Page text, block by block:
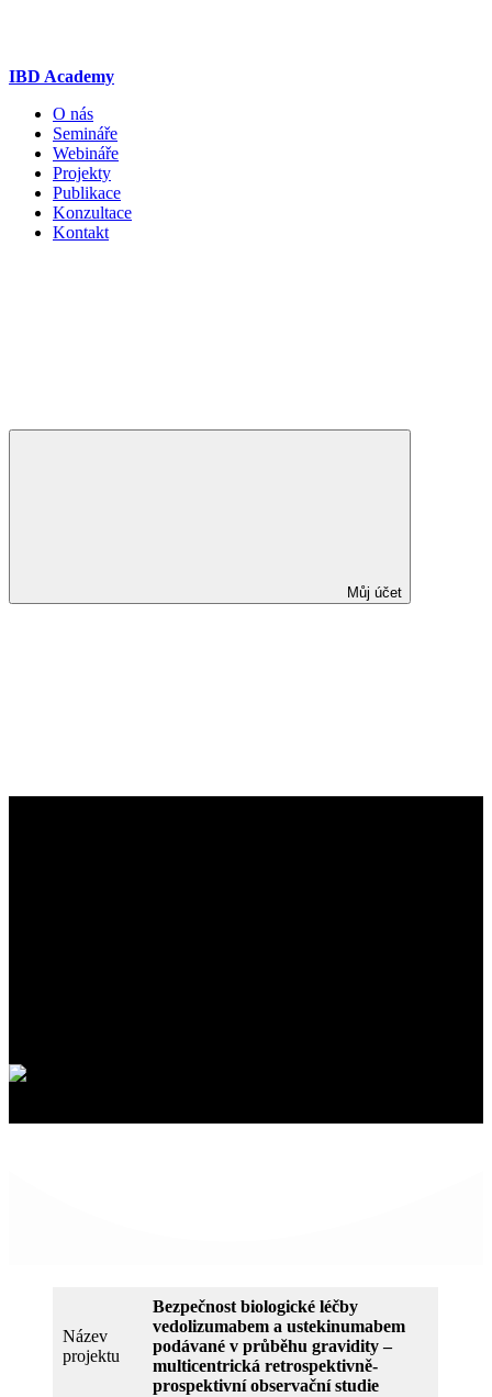
IBD Academy
O nás
Semináře
Webináře
Projekty
Publikace
Konzultace
Kontakt
Můj účet
Název
projektu
Bezpečnost biologické léčby
vedolizumabem a ustekinumabem
podávané v průběhu gravidity –
multicentrická retrospektivně-
prospektivní observační studie